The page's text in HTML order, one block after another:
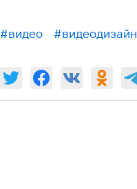
#видео #видеодизайн